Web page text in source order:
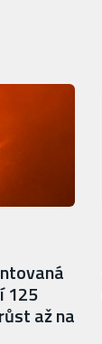
125
až na